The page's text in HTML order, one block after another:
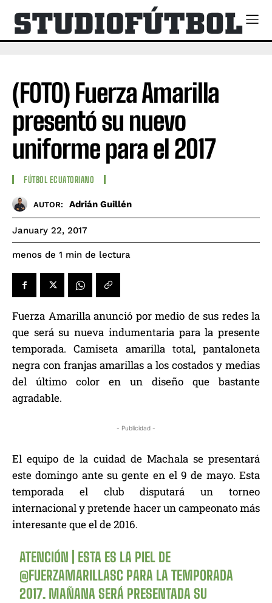
(FOTO) Fuerza Amarilla
presentó su nuevo
uniforme para el 2017
FÚTBOL ECUATORIANO
AUTOR: Adrián Guillén
January 22, 2017
menos de 1 min de lectura
Fuerza Amarilla anunció por medio de sus redes la
que será su nueva indumentaria para la presente
temporada. Camiseta amarilla total, pantaloneta
negra con franjas amarillas a los costados y medias
del último color en un diseño que bastante
agradable.
- Publicidad -
El equipo de la cuidad de Machala se presentará
este domingo ante su gente en el 9 de mayo. Esta
temporada el club disputará un torneo
internacional y pretende hacer un campeonato más
interesante que el de 2016.
ATENCIÓN | ESTA ES LA PIEL DE
@FUERZAMARILLASC PARA LA TEMPORADA
2017. MAÑANA SERÁ PRESENTADA SU